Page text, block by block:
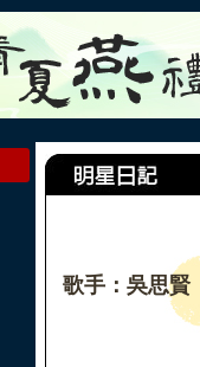
歌手：吳思賢